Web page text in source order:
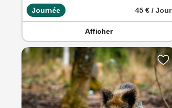
Journée 45 € / Jour
Afficher